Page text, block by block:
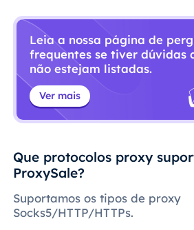
Leia a nossa página de
frequentes se tiver dúvidas
não estejam listadas.
Ver mais
Que protocolos proxy
ProxySale?
Suportamos os tipos de proxy
Socks5/HTTP/HTTPs.